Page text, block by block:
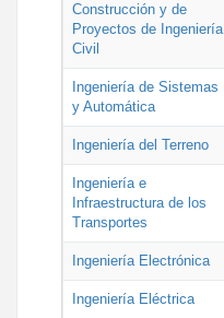
Construcción y de
Proyectos de Ingeniería
Civil
Ingeniería de Sistemas
y Automática
Ingeniería del Terreno
Ingeniería e
Infraestructura de los
Transportes
Ingeniería Electrónica
Ingeniería Eléctrica